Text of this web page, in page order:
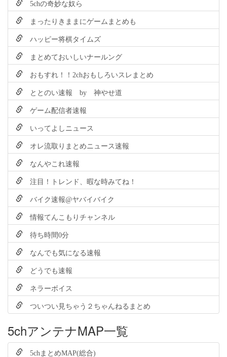
5chの奇妙な奴ら
まったりきままにゲームまとめも
ハッピー将棋タイムズ
まとめておいしいナールング
おもすれ！！2chおもしろいスレまとめ
ととのい速報 by 神やせ道
ゲーム配信者速報
いってよしニュース
オレ流取りまとめニュース速報
なんやこれ速報
注目！トレンド、暇な時みてね！
バイク速報@ヤバイバイク
情報てんこもりチャンネル
待ち時間0分
なんでも気になる速報
どうでも速報
ネラーボイス
ついつい見ちゃう２ちゃんねるまとめ
5chアンテナMAP一覧
5chまとめMAP(総合)